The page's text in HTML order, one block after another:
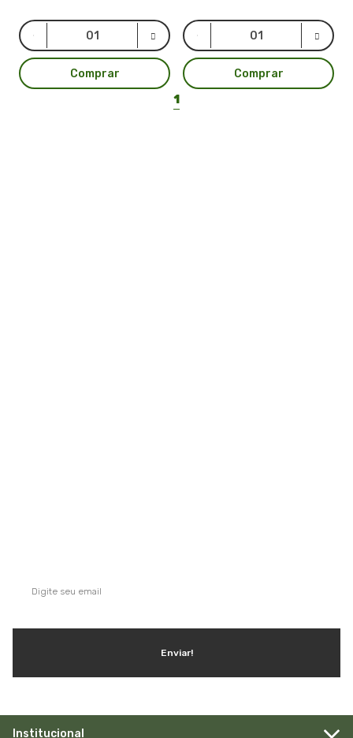
Comprar
Comprar
1
Enviar!
Institucional